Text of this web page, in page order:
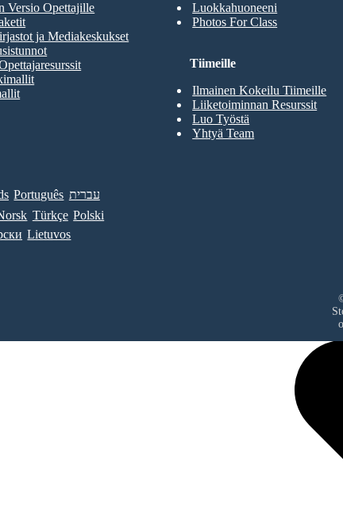
Luokkahuoneeni
Photos For Class
Versio Opettajille
ja Mediakeskukset
Tiimeille
Ilmainen Kokeilu Tiimeille
Liiketoiminnan Resurssit
Luo Työstä
Yhtyä Team
Português עברית
Türkçe Polski
Lietuvos